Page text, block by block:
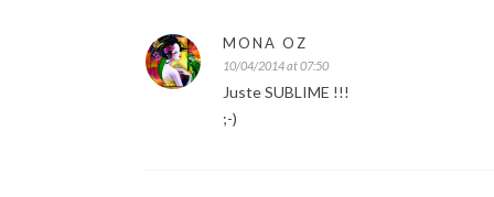
MONA OZ
10/04/2014 at 07:50
Juste SUBLIME !!!
;-)